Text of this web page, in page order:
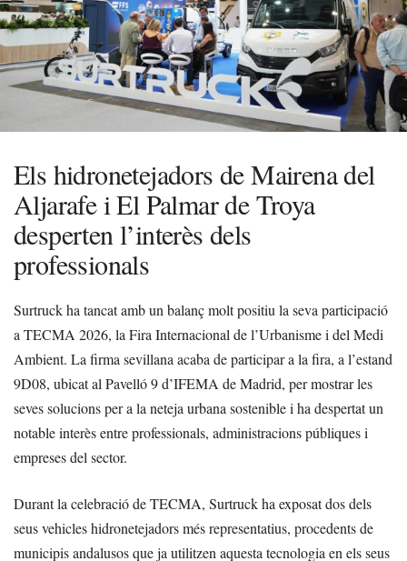
Els hidronetejadors de Mairena del
Aljarafe i El Palmar de Troya
desperten l’interès dels
professionals
Surtruck ha tancat amb un balanç molt positiu la seva participació
a TECMA 2026, la Fira Internacional de l’Urbanisme i del Medi
Ambient. La firma sevillana acaba de participar a la fira, a l’estand
9D08, ubicat al Pavelló 9 d’IFEMA de Madrid, per mostrar les
seves solucions per a la neteja urbana sostenible i ha despertat un
notable interès entre professionals, administracions públiques i
empreses del sector.
Durant la celebració de TECMA, Surtruck ha exposat dos dels
seus vehicles hidronetejadors més representatius, procedents de
municipis andalusos que ja utilitzen aquesta tecnologia en els seus